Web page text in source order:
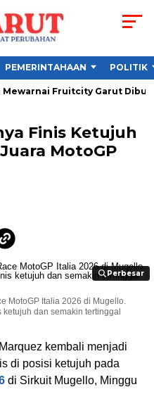
PEMERINTAHAAN POLITIK
Fruitcity Garut Dibuka, Anak
Finis Ketujuh
MotoGP
Perbesar
Perbesar
MotoGP Italia 2026 di Mugello.
dan semakin tertinggal
kembali menjadi
di posisi ketujuh pada
di Sirkuit Mugello, Minggu